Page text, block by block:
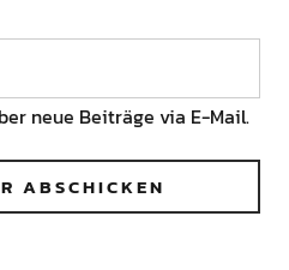
neue Beiträge via E-Mail.